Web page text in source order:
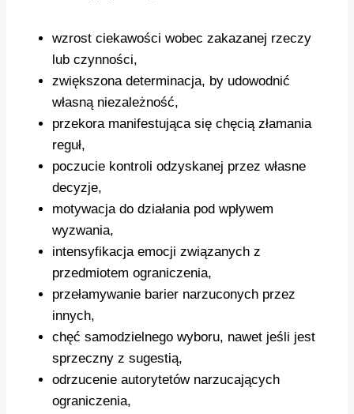
wzrost ciekawości wobec zakazanej rzeczy
lub czynności,
zwiększona determinacja, by udowodnić
własną niezależność,
przekora manifestująca się chęcią złamania
reguł,
poczucie kontroli odzyskanej przez własne
decyzje,
motywacja do działania pod wpływem
wyzwania,
intensyfikacja emocji związanych z
przedmiotem ograniczenia,
przełamywanie barier narzuconych przez
innych,
chęć samodzielnego wyboru, nawet jeśli jest
sprzeczny z sugestią,
odrzucenie autorytetów narzucających
ograniczenia,